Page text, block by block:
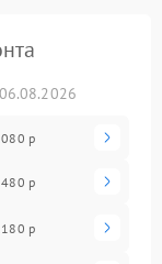
р
480 р
р